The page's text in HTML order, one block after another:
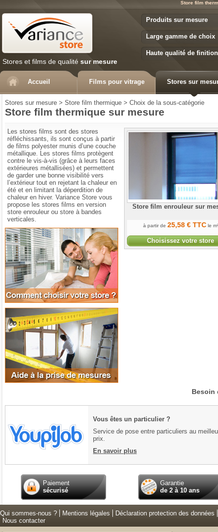
Store film
Stores et films de qualité sur mesure
Produits sur mesure
Large gamme de choix
Haute qualité de finition
Accueil Films pour vitrage Stores sur
Stores sur mesure > Store film thermique > Choix de la sous-catégorie
Store film thermique sur mesure
Les stores films sont des stores
réfléchissants, ils sont conçus à partir
de films polyester munis d’une couche
métallique. Les stores films protègent
contre le vis-à-vis (grâce à leurs faces
extérieures métallisées) et permettent
de garder une bonne visibilité vers
l’extérieur tout en rejetant la chaleur en
été et en limitant la déperdition de
chaleur en hiver. Variance Store vous
propose les stores films en version
store enrouleur ou store à bandes
verticales.
Store film enrouleur sur
à partir de 25,58 € TTC le m²
Choisissez votre store
Besoin
Vous êtes un particulier ?
Service de pose entre particuliers au
prix.
En savoir plus
Paiement
sécurisé
Garantie
de 2 à 10 ans
Qui sommes-nous ? Mentions légales
Déclaration protection des données
Nous contacter